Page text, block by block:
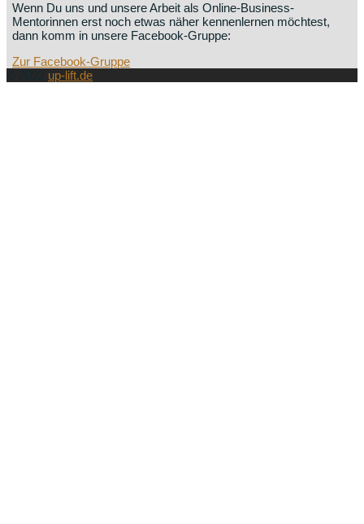
Wenn Du uns und unsere Arbeit als Online-Business-
Mentorinnen erst noch etwas näher kennenlernen möchtest,
dann komm in unsere Facebook-Gruppe:
Zur Facebook-Gruppe
up-lift.de